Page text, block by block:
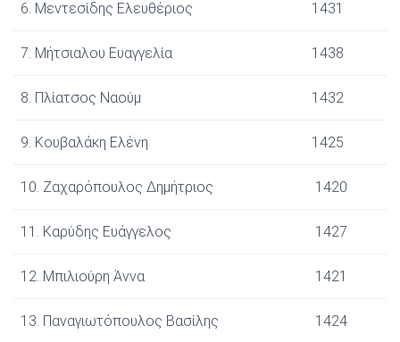
6. Μεντεσίδης Ελευθέριος 1431
7. Μήτσιαλου Ευαγγελία 1438
8. Πλίατσος Ναούμ 1432
9. Κουβαλάκη Ελένη 1425
10. Ζαχαρόπουλος Δημήτριος 1420
11. Καρύδης Ευάγγελος 1427
12. Μπιλιούρη Άννα 1421
13. Παναγιωτόπουλος Βασίλης 1424